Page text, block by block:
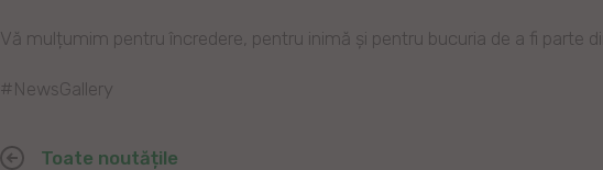
Vă mulțumim pentru încredere, pentru inimă și pentru bucuria de a fi parte
#NewsGallery
Toate noutățile